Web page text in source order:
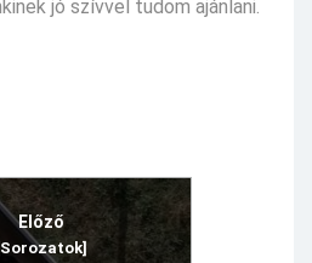
jó szívvel tudom ajánlani.
Előző